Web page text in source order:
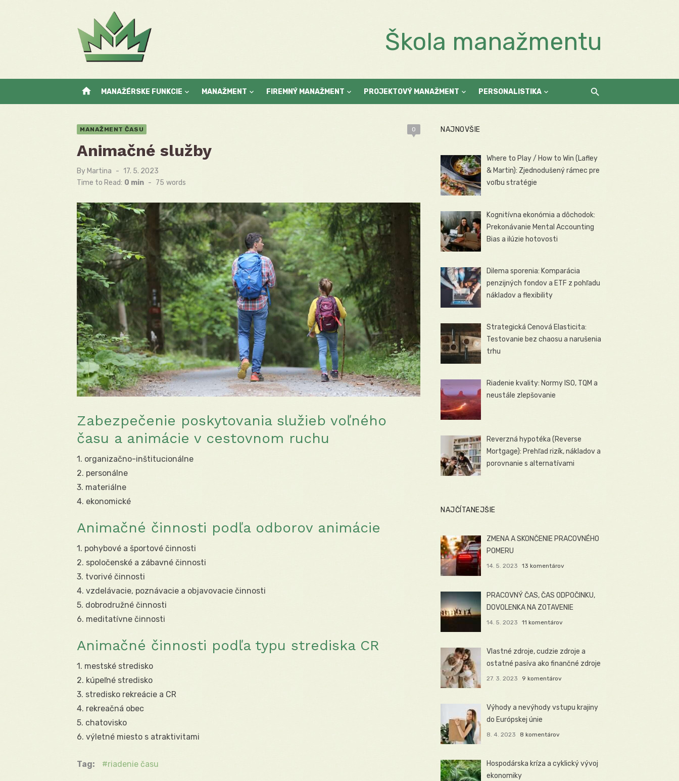
Škola manažmentu
home MANAŽÉRSKE FUNKCIE MANAŽMENT FIREMNÝ MANAŽMENT PROJEKTOVÝ MANAŽMENT PERSONALISTIKA
MANAŽMENT ČASU 0
Animačné služby
By Martina
Posted
on
17. 5. 2023
Time to Read: 0 min - 75 words
Zabezpečenie poskytovania služieb voľného
času a animácie v cestovnom ruchu
1. organizačno-inštitucionálne
2. personálne
3. materiálne
4. ekonomické
Animačné činnosti podľa odborov animácie
1. pohybové a športové činnosti
2. spoločenské a zábavné činnosti
3. tvorivé činnosti
4. vzdelávacie, poznávacie a objavovacie činnosti
5. dobrodružné činnosti
6. meditatívne činnosti
Animačné činnosti podľa typu strediska CR
1. mestské stredisko
2. kúpeľné stredisko
3. stredisko rekreácie a CR
4. rekreačná obec
5. chatovisko
6. výletné miesto s atraktivitami
Tag: riadenie času
NAJNOVŠIE
Where to Play / How to Win (Lafley
& Martin): Zjednodušený rámec pre
voľbu stratégie
Kognitívna ekonómia a dôchodok:
Prekonávanie Mental Accounting
Bias a ilúzie hotovosti
Dilema sporenia: Komparácia
penzijných fondov a ETF z pohľadu
nákladov a flexibility
Strategická Cenová Elasticita:
Testovanie bez chaosu a narušenia
trhu
Riadenie kvality: Normy ISO, TQM a
neustále zlepšovanie
Reverzná hypotéka (Reverse
Mortgage): Prehľad rizík, nákladov a
porovnanie s alternatívami
NAJČÍTANEJŠIE
ZMENA A SKONČENIE PRACOVNÉHO
POMERU
14. 5. 2023 13 komentárov
PRACOVNÝ ČAS, ČAS ODPOČINKU,
DOVOLENKA NA ZOTAVENIE
14. 5. 2023 11 komentárov
Vlastné zdroje, cudzie zdroje a
ostatné pasíva ako finančné zdroje
27. 3. 2023 9 komentárov
Výhody a nevýhody vstupu krajiny
do Európskej únie
8. 4. 2023 8 komentárov
Hospodárska kríza a cyklický vývoj
ekonomiky